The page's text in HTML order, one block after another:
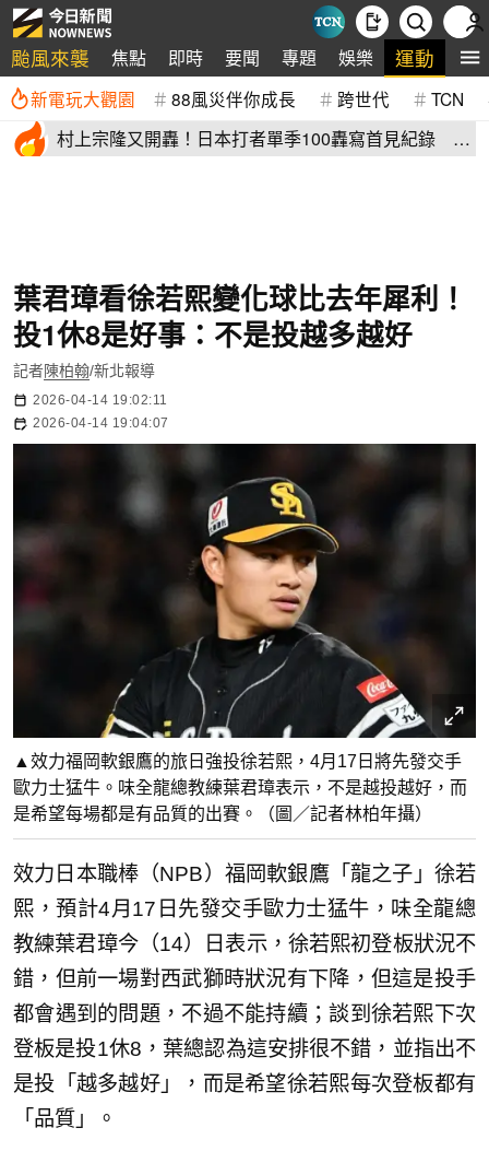
颱風來襲 焦點 即時 要聞 專題 娛樂 運動 全
新電玩大觀園 88風災伴你成長 跨世代 TCN
村上宗隆又開轟！日本打者單季100轟寫首見紀錄 這
葉君璋看徐若熙變化球比去年犀利！
投1休8是好事：不是投越多越好
記者陳柏翰/新北報導
2026-04-14 19:02:11
2026-04-14 19:04:07
▲效力福岡軟銀鷹的旅日強投徐若熙，4月17日將先發交手
歐力士猛牛。味全龍總教練葉君璋表示，不是越投越好，而
是希望每場都是有品質的出賽。（圖／記者林柏年攝）
效力日本職棒（NPB）福岡軟銀鷹「龍之子」徐若
熙，預計4月17日先發交手歐力士猛牛，味全龍總
教練葉君璋今（14）日表示，徐若熙初登板狀況不
錯，但前一場對西武獅時狀況有下降，但這是投手
都會遇到的問題，不過不能持續；談到徐若熙下次
登板是投1休8，葉總認為這安排很不錯，並指出不
是投「越多越好」，而是希望徐若熙每次登板都有
「品質」。